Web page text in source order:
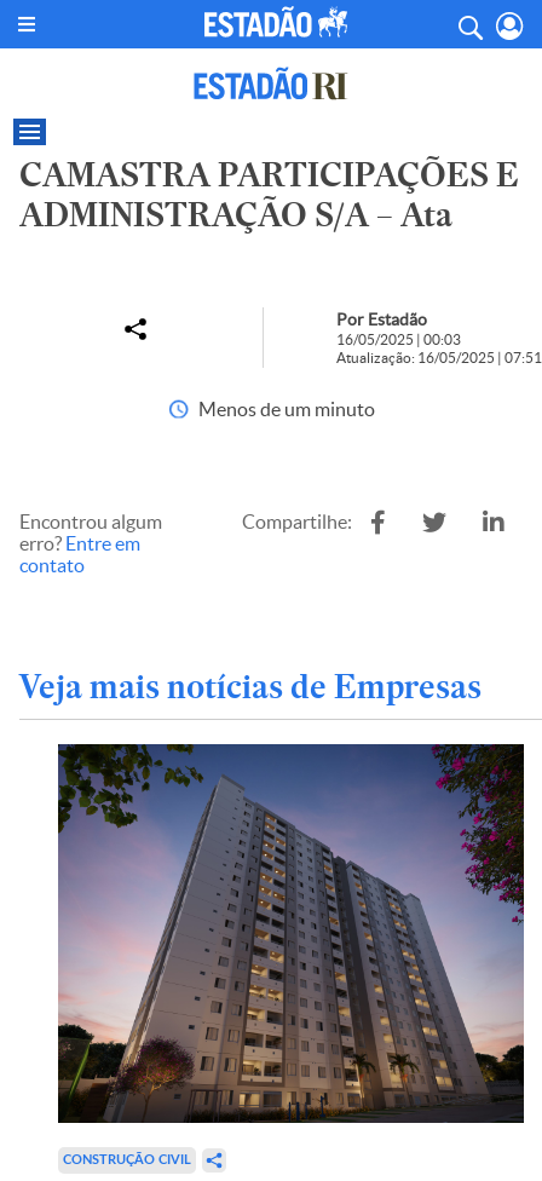
CAMASTRA PARTICIPAÇÕES E
ADMINISTRAÇÃO S/A – Ata
Por Estadão
16/05/2025 | 00:03
Atualização: 16/05/2025 | 07:51
Menos de um minuto
Encontrou algum
erro? Entre em
contato
Compartilhe:
Veja mais notícias de Empresas
CONSTRUÇÃO CIVIL